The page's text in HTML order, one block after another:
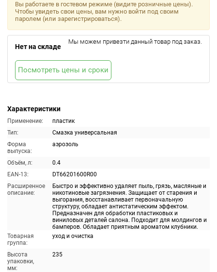
Характеристики
Применение:
пластик
Тип:
Смазка универсальная
Форма
выпуска:
аэрозоль
Объём, л:
0.4
EAN-13:
DT66201600R00
Расширенное
описание:
Быстро и эффективно удаляет пыль, грязь, масляные и
никотиновые загрязнения. Защищает от старения и
выгорания, восстанавливает первоначальную
структуру, обладает антистатическим эффектом.
Предназначен для обработки пластиковых и
виниловых деталей салона. Подходит для молдингов и
бамперов. Обладает приятным ароматом клубники.
Товарная
группа:
уход и очистка
Высота
упаковки,
мм:
235
Вы работаете в гостевом режиме (видите розничные цены).
Чтобы увидеть свои цены, вам нужно войти под своим
паролем (или зарегистрироваться).
Нет на складе
Мы можем привезти данный товар под заказ.
Посмотреть цены и сроки